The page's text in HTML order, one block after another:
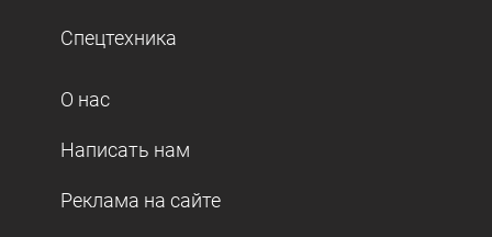
Спецтехника
О нас
Написать нам
Реклама на сайте